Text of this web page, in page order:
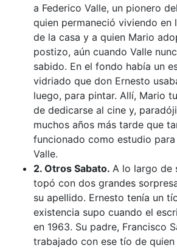
a Federico Valle, un pionero
quien permaneció viviendo en
de la casa y a quien Mario
postizo, aún cuando Valle
sabido. En el fondo había un
vidriado que don Ernesto
luego, para pintar. Allí, Mario
de dedicarse al cine y,
muchos años más tarde que
funcionado como estudio
Valle.
2. Otros Sabato. A lo largo de
topó con dos grandes
su apellido. Ernesto tenía un
existencia supo cuando el
en 1963. Su padre, Francisco
trabajado con ese tío de